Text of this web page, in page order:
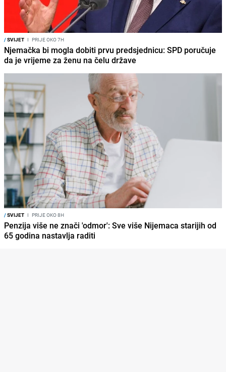
/SVIJET I PRIJE OKO 7H
Njemačka bi mogla dobiti prvu predsjednicu: SPD poručuje
da je vrijeme za ženu na čelu države
/SVIJET I PRIJE OKO 8H
Penzija više ne znači 'odmor': Sve više Nijemaca starijih od
65 godina nastavlja raditi